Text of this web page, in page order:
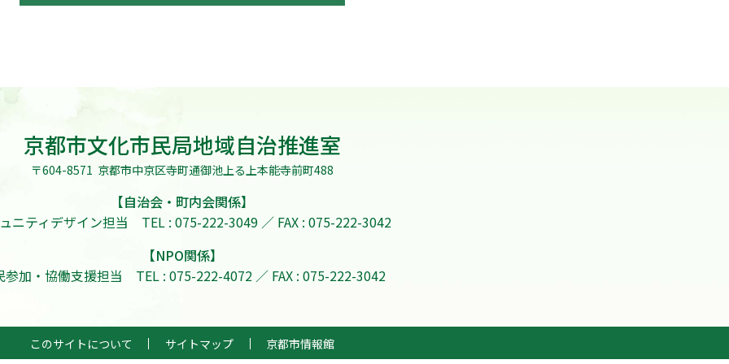
京都市文化市民局地域自治推進室
〒604-8571 京都市中京区寺町通御池上る上本能寺前町488
【自治会・町内会関係】
ニティデザイン担当 TEL : 075-222-3049 ／ FAX : 075-222-3042
【NPO関係】
参加・協働支援担当 TEL : 075-222-4072 ／ FAX : 075-222-3042
このサイトについて サイトマップ 京都市情報館